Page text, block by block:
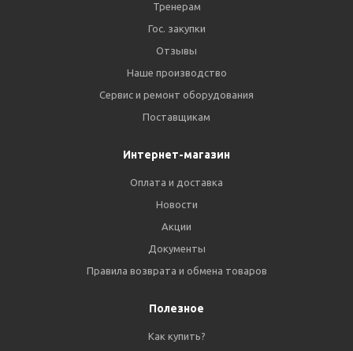
Тренерам
Гос. закупки
Отзывы
Наше производство
Сервис и ремонт оборудования
Поставщикам
Интернет-магазин
Оплата и доставка
Новости
Акции
Документы
Правила возврата и обмена товаров
Полезное
Как купить?